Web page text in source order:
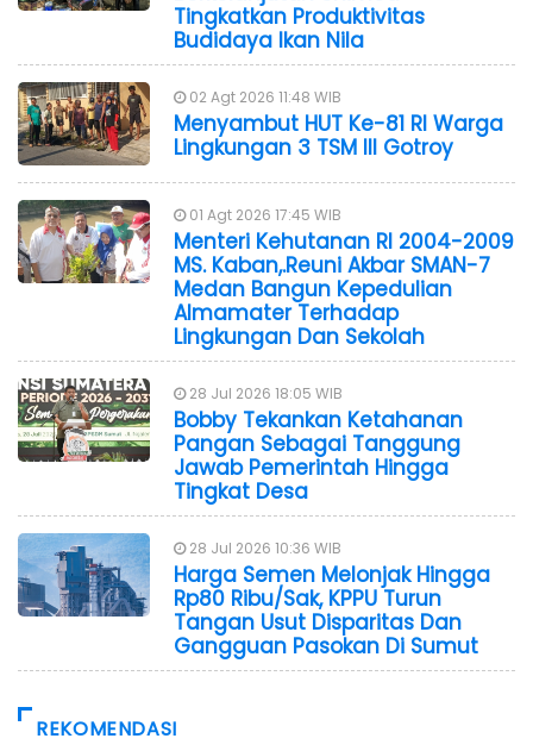
Tingkatkan Produktivitas
Budidaya Ikan Nila
02 Agt 2026 11:48 WIB
Menyambut HUT Ke-81 RI Warga
Lingkungan 3 TSM III Gotroy
01 Agt 2026 17:45 WIB
Menteri Kehutanan RI 2004-2009
MS. Kaban,.Reuni Akbar SMAN-7
Medan Bangun Kepedulian
Almamater Terhadap
Lingkungan Dan Sekolah
28 Jul 2026 18:05 WIB
Bobby Tekankan Ketahanan
Pangan Sebagai Tanggung
Jawab Pemerintah Hingga
Tingkat Desa
28 Jul 2026 10:36 WIB
Harga Semen Melonjak Hingga
Rp80 Ribu/Sak, KPPU Turun
Tangan Usut Disparitas Dan
Gangguan Pasokan Di Sumut
REKOMENDASI